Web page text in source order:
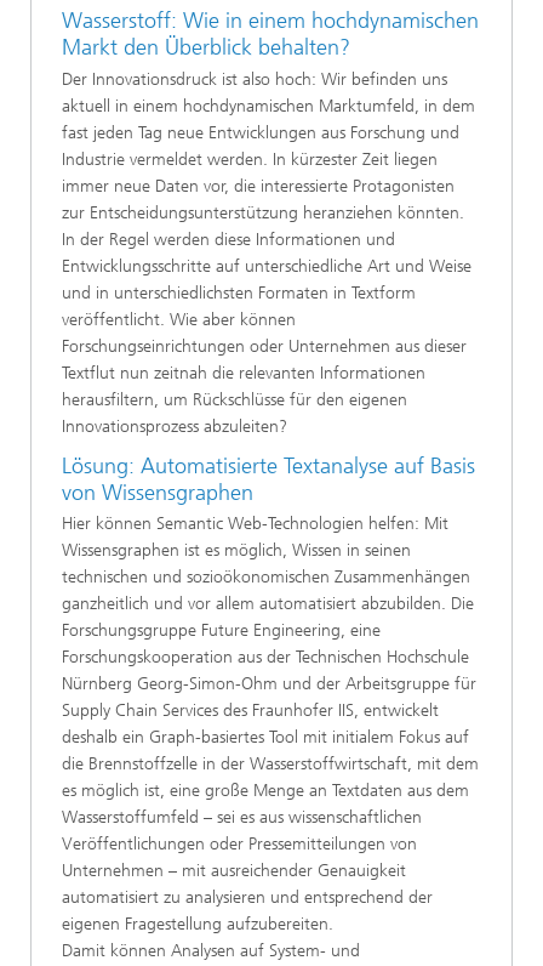
Wasserstoff: Wie in einem hochdynamischen
Markt den Überblick behalten?
Der Innovationsdruck ist also hoch: Wir befinden uns
aktuell in einem hochdynamischen Marktumfeld, in dem
fast jeden Tag neue Entwicklungen aus Forschung und
Industrie vermeldet werden. In kürzester Zeit liegen
immer neue Daten vor, die interessierte Protagonisten
zur Entscheidungsunterstützung heranziehen könnten.
In der Regel werden diese Informationen und
Entwicklungsschritte auf unterschiedliche Art und Weise
und in unterschiedlichsten Formaten in Textform
veröffentlicht. Wie aber können
Forschungseinrichtungen oder Unternehmen aus dieser
Textflut nun zeitnah die relevanten Informationen
herausfiltern, um Rückschlüsse für den eigenen
Innovationsprozess abzuleiten?
Lösung: Automatisierte Textanalyse auf Basis
von Wissensgraphen
Hier können Semantic Web-Technologien helfen: Mit
Wissensgraphen ist es möglich, Wissen in seinen
technischen und sozioökonomischen Zusammenhängen
ganzheitlich und vor allem automatisiert abzubilden. Die
Forschungsgruppe Future Engineering, eine
Forschungskooperation aus der Technischen Hochschule
Nürnberg Georg-Simon-Ohm und der Arbeitsgruppe für
Supply Chain Services des Fraunhofer IIS, entwickelt
deshalb ein Graph-basiertes Tool mit initialem Fokus auf
die Brennstoffzelle in der Wasserstoffwirtschaft, mit dem
es möglich ist, eine große Menge an Textdaten aus dem
Wasserstoffumfeld – sei es aus wissenschaftlichen
Veröffentlichungen oder Pressemitteilungen von
Unternehmen – mit ausreichender Genauigkeit
automatisiert zu analysieren und entsprechend der
eigenen Fragestellung aufzubereiten.
Damit können Analysen auf System- und